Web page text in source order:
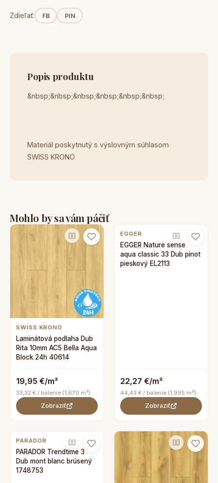
Zdieľať: FB PIN
Popis produktu
&nbsp;&nbsp;&nbsp;&nbsp;&nbsp;&nbsp;
Materiál poskytnutý s výslovným súhlasom
SWISS KRONO
Mohlo by sa vám páčiť
SWISS KRONO
Laminátová podlaha Dub
Rita 10mm AC5 Bella Aqua
Block 24h 40614
19,95 €/m²
33,32 € / balenie (1,670 m²)
Zobraziť
EGGER
EGGER Nature sense
aqua classic 33 Dub pinot
pieskový EL2113
22,27 €/m²
44,43 € / balenie (1,995 m²)
Zobraziť
PARADOR
PARADOR Trendtime 3
Dub mont blanc brúsený
1748753